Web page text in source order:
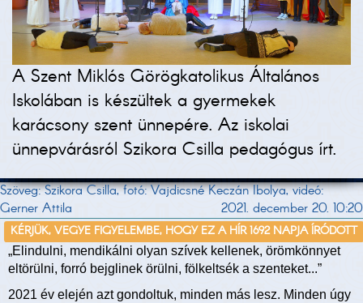
A Szent Miklós Görögkatolikus Általános
Iskolában is készültek a gyermekek
karácsony szent ünnepére. Az iskolai
ünnepvárásról Szikora Csilla pedagógus írt.
Szöveg: Szikora Csilla, fotó: Vajdicsné Keczán Ibolya, videó:
Gerner Attila
2021. december 20. 10:20
KÉRJÜK, VEGYE FIGYELEMBE, HOGY EZ A HÍR 1692 NAPJA ÍRÓDOTT
„Elindulni, mendikálni olyan szívek kellenek, örömkönnyet
eltörülni, forró bejglinek örülni, fölkeltsék a szenteket...”
2021 év elején azt gondoltuk, minden más lesz. Minden úgy